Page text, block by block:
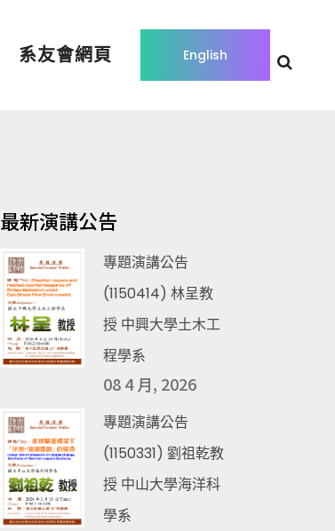
English
系友會網頁
最新演講公告
專題演講公告
(1150414) 林呈教
授 中興大學土木工
程學系
08 4 月, 2026
專題演講公告
(1150331) 劉祖乾教
授 中山大學海洋科
學系